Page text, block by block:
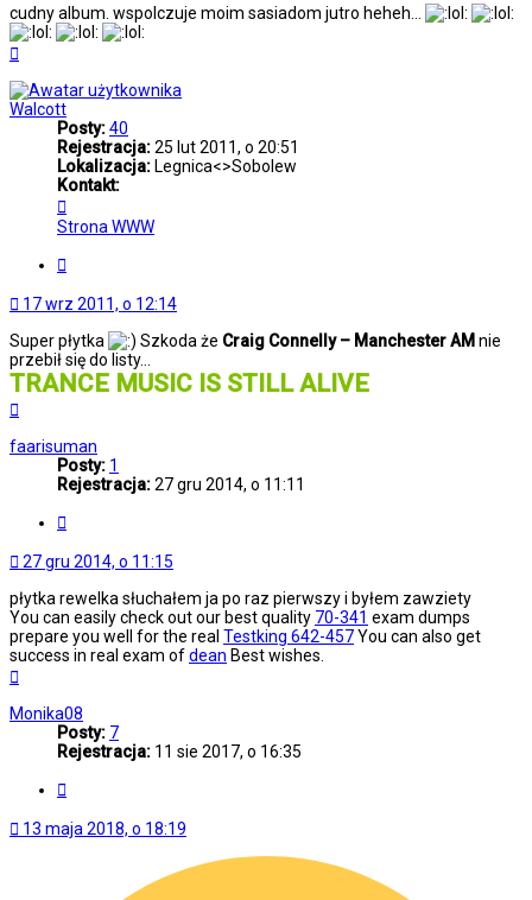
cudny album. wspolczuje moim sasiadom jutro heheh...
Walcott
Posty:40
Rejestracja:25 lut 2011, o 20:51
Lokalizacja: Legnica<>Sobolew
Kontakt:
się
z
Strona WWW
17 wrz 2011, o 12:14
Super płytka
Szkoda że Craig Connelly – Manchester AM nie
przebił się do listy...
TRANCE MUSIC IS STILL ALIVE
faarisuman
Posty: 1
Rejestracja:27 gru 2014, o 11:11
27 gru 2014, o 11:15
płytka rewelka słuchałem ja po raz pierwszy i byłem zawziety
You can easily check out our best quality 70-341 exam dumps
prepare you well for the real Testking 642-457You can also get
success in real exam ofdean Best wishes.
Monika08
Posty: 7
Rejestracja: 11 sie 2017, o 16:35
13 maja 2018, o 18:19